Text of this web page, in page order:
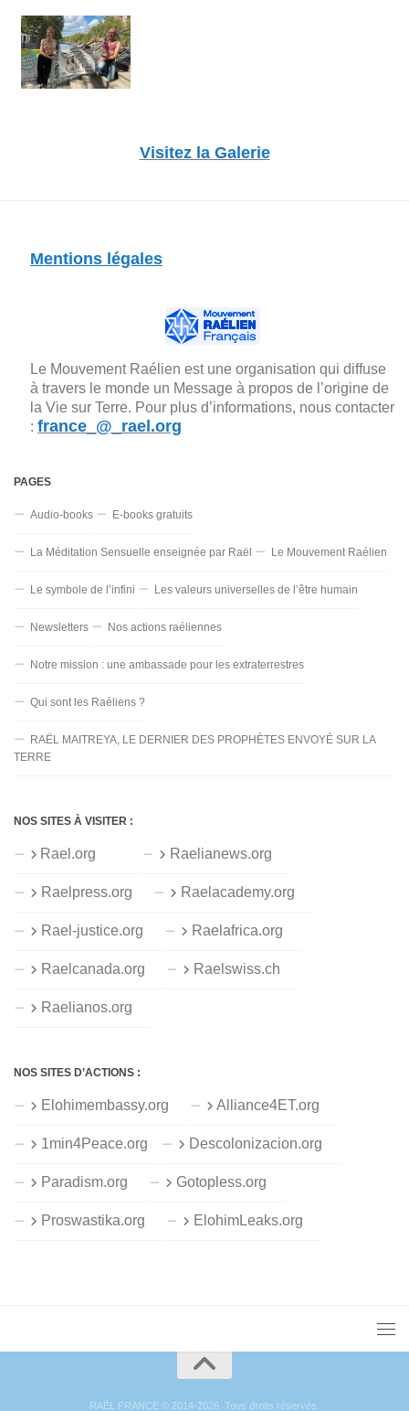
Visitez la Galerie
Mentions légales
Le Mouvement Raélien est une organisation qui diffuse
à travers le monde un Message à propos de l’origine de
la Vie sur Terre. Pour plus d’informations, nous contacter
: france_@_rael.org
PAGES
Audio-books E-books gratuits
La Méditation Sensuelle enseignée par Raël Le Mouvement Raélien
Le symbole de l’infini Les valeurs universelles de l’être humain
Newsletters Nos actions raéliennes
Notre mission : une ambassade pour les extraterrestres
Qui sont les Raéliens ?
RAËL MAITREYA, LE DERNIER DES PROPHÈTES ENVOYÉ SUR LA
TERRE
NOS SITES À VISITER :
Rael.org Raelianews.org
Raelpress.org Raelacademy.org
Rael-justice.org Raelafrica.org
Raelcanada.org Raelswiss.ch
Raelianos.org
NOS SITES D’ACTIONS :
Elohimembassy.org Alliance4ET.org
1min4Peace.org Descolonizacion.org
Paradism.org Gotopless.org
Proswastika.org ElohimLeaks.org
RAËL FRANCE © 2014-2026. Tous droits réservés.